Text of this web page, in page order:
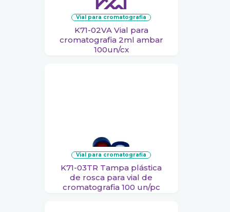
vial para cromatografia
K71-02VA Vial para
cromatografia 2ml ambar
100un/cx
vial para cromatografia
K71-03TR Tampa plástica
de rosca para vial de
cromatografia 100 un/pc